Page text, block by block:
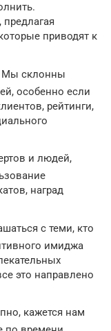
приводят к
Мы склонны
особенно если
рейтинги,
и людей,
наград
с теми, кто
имиджа
это направлено
кажется нам